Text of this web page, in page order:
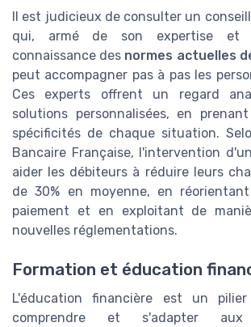
Il est judicieux de consulter un
qui, armé de son expertise et
connaissance des normes actuelles
peut accompagner pas à pas les
Ces experts offrent un regard
solutions personnalisées, en
spécificités de chaque situation.
Bancaire Française, l'intervention
aider les débiteurs à réduire leurs
de 30% en moyenne, en
paiement et en exploitant de
nouvelles réglementations.
Formation et éducation
L'éducation financière est un
comprendre et s'adapter aux